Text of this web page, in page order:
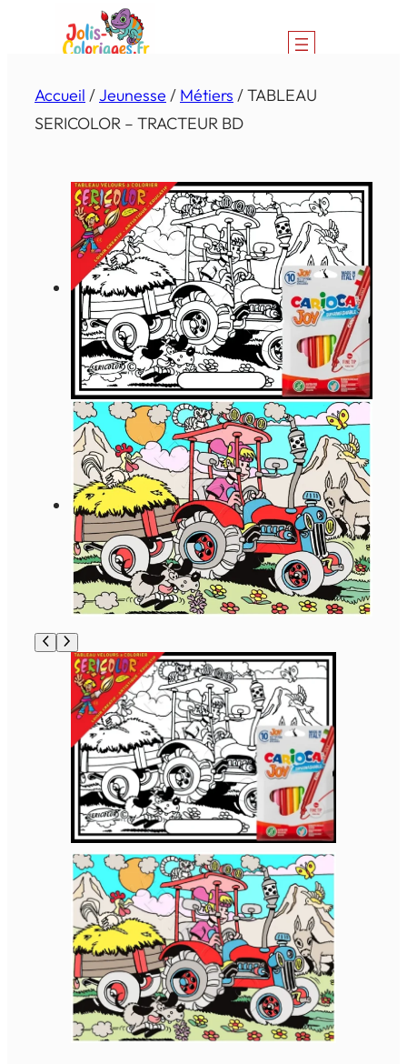
Accueil /Jeunesse / Métiers / TABLEAU
SERICOLOR – TRACTEUR BD